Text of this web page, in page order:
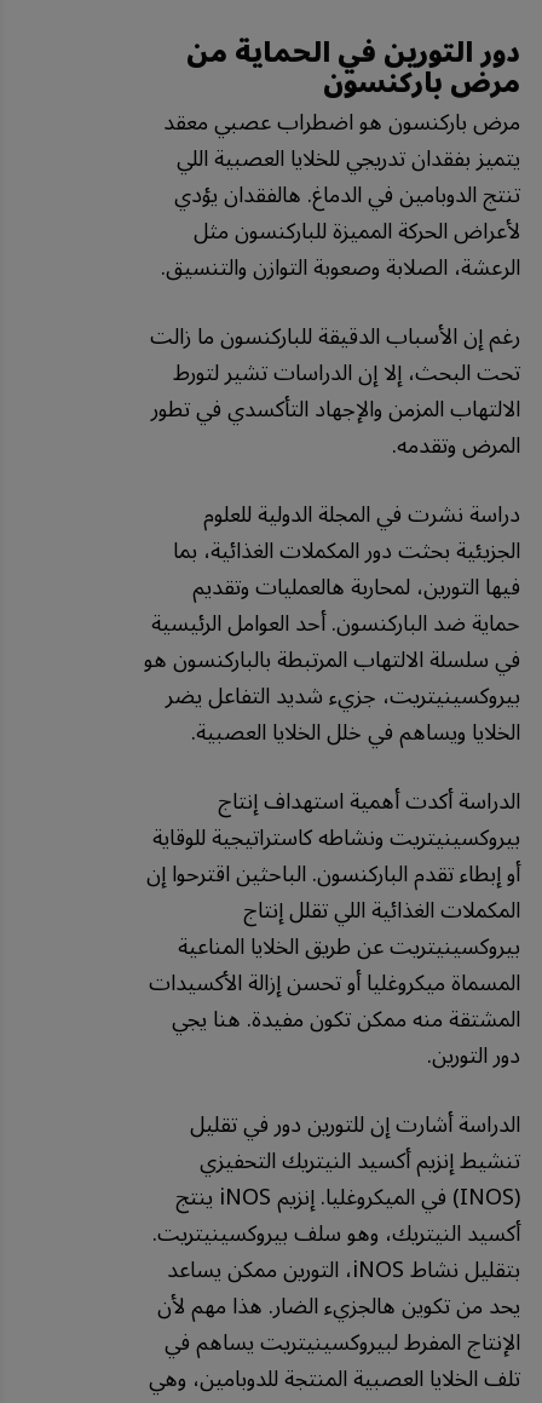
دور التورين في الحماية من
مرض باركنسون
مرض باركنسون هو اضطراب عصبي معقد
يتميز بفقدان تدريجي للخلايا العصبية اللي
تنتج الدوبامين في الدماغ. هالفقدان يؤدي
لأعراض الحركة المميزة للباركنسون مثل
الرعشة، الصلابة وصعوبة التوازن والتنسيق.
رغم إن الأسباب الدقيقة للباركنسون ما زالت
تحت البحث، إلا إن الدراسات تشير لتورط
الالتهاب المزمن والإجهاد التأكسدي في تطور
المرض وتقدمه.
دراسة نشرت في المجلة الدولية للعلوم
الجزيئية بحثت دور المكملات الغذائية، بما
فيها التورين، لمحاربة هالعمليات وتقديم
حماية ضد الباركنسون. أحد العوامل الرئيسية
في سلسلة الالتهاب المرتبطة بالباركنسون هو
بيروكسينيتريت، جزيء شديد التفاعل يضر
الخلايا ويساهم في خلل الخلايا العصبية.
الدراسة أكدت أهمية استهداف إنتاج
بيروكسينيتريت ونشاطه كاستراتيجية للوقاية
أو إبطاء تقدم الباركنسون. الباحثين اقترحوا إن
المكملات الغذائية اللي تقلل إنتاج
بيروكسينيتريت عن طريق الخلايا المناعية
المسماة ميكروغليا أو تحسن إزالة الأكسيدات
المشتقة منه ممكن تكون مفيدة. هنا يجي
دور التورين.
الدراسة أشارت إن للتورين دور في تقليل
تنشيط إنزيم أكسيد النيتريك التحفيزي
(INOS) في الميكروغليا. إنزيم iNOS ينتج
أكسيد النيتريك، وهو سلف بيروكسينيتريت.
بتقليل نشاط iNOS، التورين ممكن يساعد
يحد من تكوين هالجزيء الضار. هذا مهم لأن
الإنتاج المفرط لبيروكسينيتريت يساهم في
تلف الخلايا العصبية المنتجة للدوبامين، وهي